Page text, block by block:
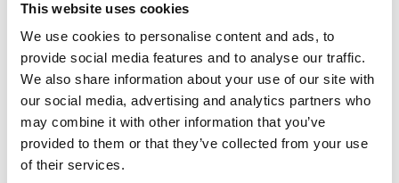
This website uses cookies
We use cookies to personalise content and ads, to
provide social media features and to analyse our traffic.
We also share information about your use of our site with
our social media, advertising and analytics partners who
may combine it with other information that you’ve
provided to them or that they’ve collected from your use
of their services.
Takomläggning